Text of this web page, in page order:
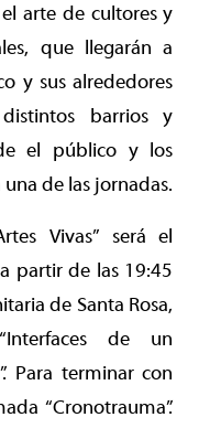
arte de cultores y
que llegarán a
y sus alrededores
barrios y
el público y los
de las jornadas.
Vivas” será el
partir de las 19:45
de Santa Rosa,
de un
Para terminar con
“Cronotrauma”.